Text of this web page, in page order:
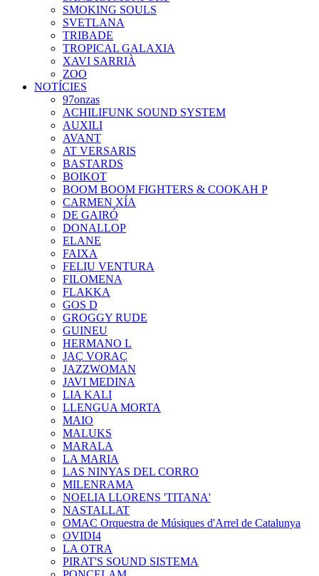
SMOKING SOULS
SVETLANA
TRIBADE
TROPICAL GALAXIA
XAVI SARRIÀ
ZOO
NOTÍCIES
97onzas
ACHILIFUNK SOUND SYSTEM
AUXILI
AVANT
AT VERSARIS
BASTARDS
BOIKOT
BOOM BOOM FIGHTERS & COOKAH P
CARMEN XÍA
DE GAIRÓ
DONALLOP
ELANE
FAIXA
FELIU VENTURA
FILOMENA
FLAKKA
GOS D
GROGGY RUDE
GUINEU
HERMANO L
JAÇ VORAÇ
JAZZWOMAN
JAVI MEDINA
LIA KALI
LLENGUA MORTA
MAIO
MALUKS
MARALA
LA MARIA
LAS NINYAS DEL CORRO
MILENRAMA
NOELIA LLORENS 'TITANA'
NASTALLAT
OMAC Orquestra de Músiques d'Arrel de Catalunya
OVIDI4
LA OTRA
PIRAT'S SOUND SISTEMA